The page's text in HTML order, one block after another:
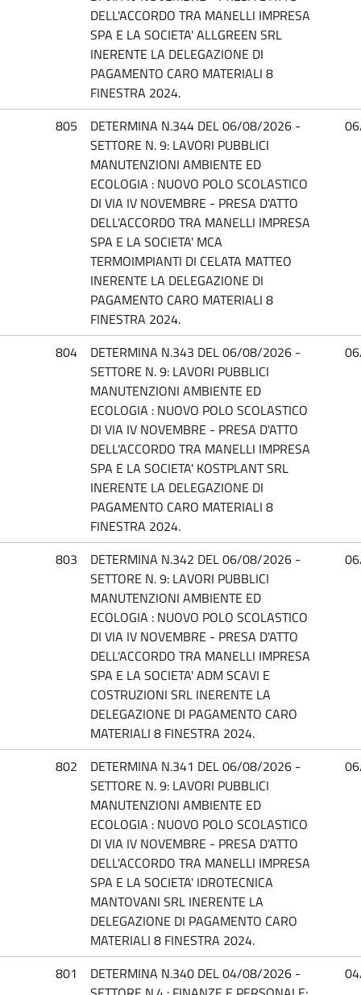
DELL'ACCORDO TRA MANELLI IMPRESA
SPA E LA SOCIETA' ALLGREEN SRL
INERENTE LA DELEGAZIONE DI
PAGAMENTO CARO MATERIALI 8
FINESTRA 2024.
805
DETERMINA N.344 DEL 06/08/2026 -
SETTORE N. 9: LAVORI PUBBLICI
MANUTENZIONI AMBIENTE ED
ECOLOGIA : NUOVO POLO SCOLASTICO
DI VIA IV NOVEMBRE - PRESA D'ATTO
DELL'ACCORDO TRA MANELLI IMPRESA
SPA E LA SOCIETA' MCA
TERMOIMPIANTI DI CELATA MATTEO
INERENTE LA DELEGAZIONE DI
PAGAMENTO CARO MATERIALI 8
FINESTRA 2024.
804
DETERMINA N.343 DEL 06/08/2026 -
SETTORE N. 9: LAVORI PUBBLICI
MANUTENZIONI AMBIENTE ED
ECOLOGIA : NUOVO POLO SCOLASTICO
DI VIA IV NOVEMBRE - PRESA D'ATTO
DELL'ACCORDO TRA MANELLI IMPRESA
SPA E LA SOCIETA' KOSTPLANT SRL
INERENTE LA DELEGAZIONE DI
PAGAMENTO CARO MATERIALI 8
FINESTRA 2024.
803
DETERMINA N.342 DEL 06/08/2026 -
SETTORE N. 9: LAVORI PUBBLICI
MANUTENZIONI AMBIENTE ED
ECOLOGIA : NUOVO POLO SCOLASTICO
DI VIA IV NOVEMBRE - PRESA D'ATTO
DELL'ACCORDO TRA MANELLI IMPRESA
SPA E LA SOCIETA' ADM SCAVI E
COSTRUZIONI SRL INERENTE LA
DELEGAZIONE DI PAGAMENTO CARO
MATERIALI 8 FINESTRA 2024.
802
DETERMINA N.341 DEL 06/08/2026 -
SETTORE N. 9: LAVORI PUBBLICI
MANUTENZIONI AMBIENTE ED
ECOLOGIA : NUOVO POLO SCOLASTICO
DI VIA IV NOVEMBRE - PRESA D'ATTO
DELL'ACCORDO TRA MANELLI IMPRESA
SPA E LA SOCIETA' IDROTECNICA
MANTOVANI SRL INERENTE LA
DELEGAZIONE DI PAGAMENTO CARO
MATERIALI 8 FINESTRA 2024.
801
DETERMINA N.340 DEL 04/08/2026 -